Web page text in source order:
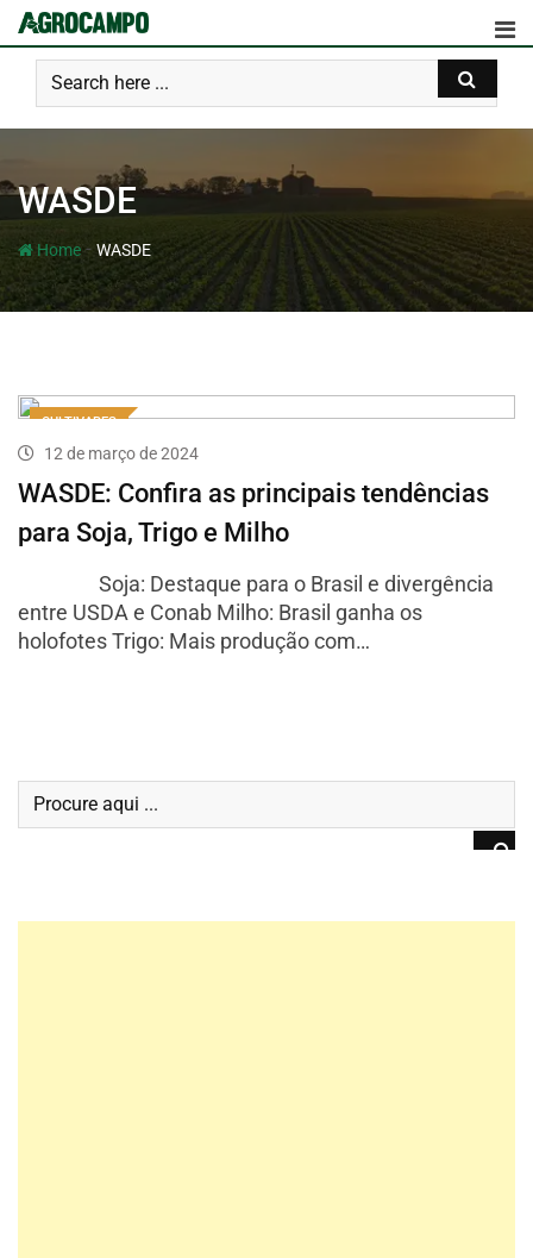
WASDE
Home- WASDE
CULTIVARES
12 de março de 2024
WASDE: Confira as principais tendências
para Soja, Trigo e Milho
Soja: Destaque para o Brasil e divergência
entre USDA e Conab Milho: Brasil ganha os
holofotes Trigo: Mais produção com…